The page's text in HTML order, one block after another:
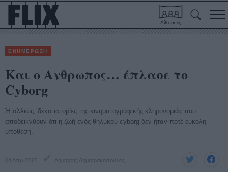
Αίθουσες
ΕΝΗΜΕΡΩΣΗ
Και ο Ανθρωπος… έπλασε το
Cyborg
Ή αλλιώς, δέκα ιστορίες της κινηματογραφικής κληρονομιάς που
αποδεικνύουν ότι η ζωή ενός θηλυκού cyborg δεν ήταν ποτέ εύκολη
υπόθεση.
04 Απρ 2017 Δημήτρης Δημητρακόπουλος